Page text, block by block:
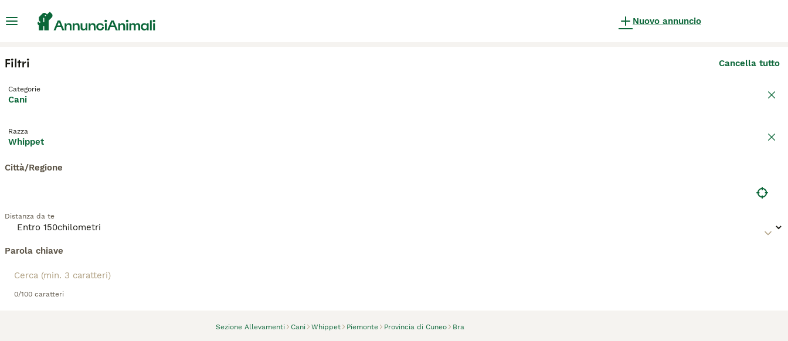
Nuovo annuncio
Filtri Cancella tutto
Categorie
Cani
Razza
Whippet
Città/Regione
Distanza da te
Parola chiave
0/100 caratteri
Sezione Allevamenti Cani Whippet Piemonte Provincia di Cuneo Bra